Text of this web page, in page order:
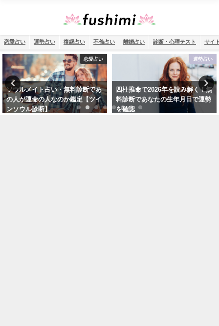
恋愛占い 運勢占い 復縁占い 不倫占い 離婚占い 診断・心理テスト サイ
運勢占い
四柱推命で2026年を読み解く！無
料診断であなたの生年月日で運勢
を確認
恋愛占い
いつ連絡がくるか占い・無料であ
の人から連絡が来る日や可能性を
鑑定【当たる！】